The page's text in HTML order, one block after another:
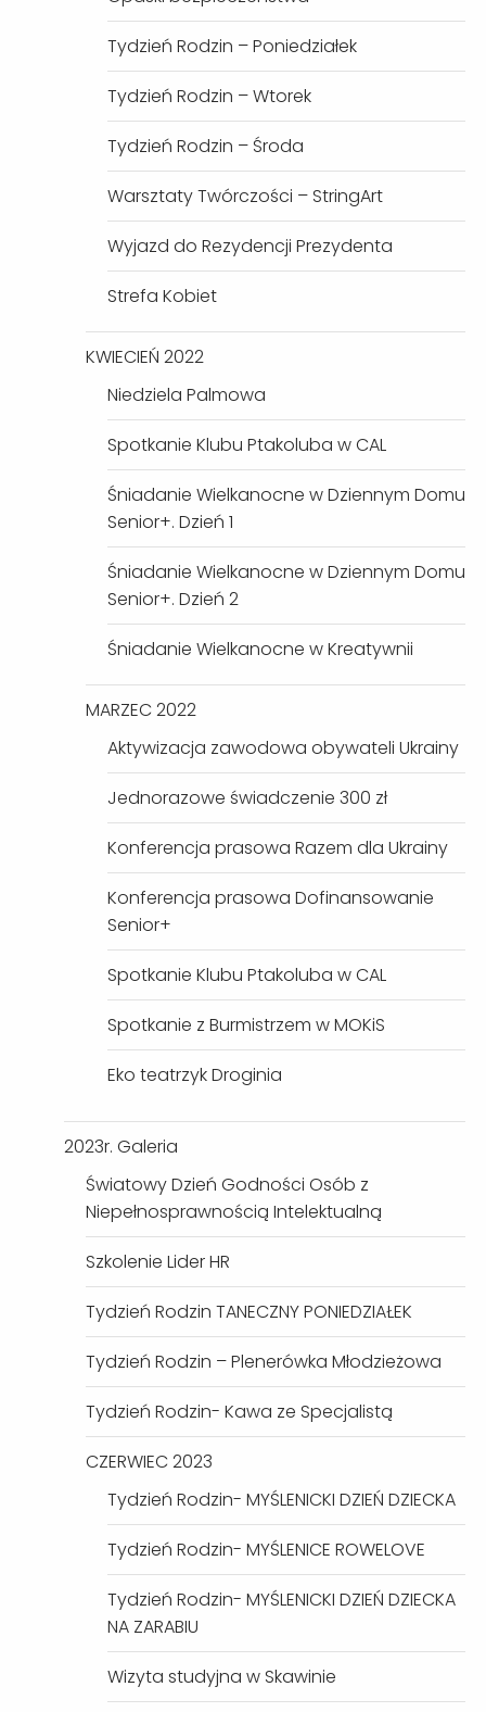
Tydzień Rodzin – Poniedziałek
Tydzień Rodzin – Wtorek
Tydzień Rodzin – Środa
Warsztaty Twórczości – StringArt
Wyjazd do Rezydencji Prezydenta
Strefa Kobiet
KWIECIEŃ 2022
Niedziela Palmowa
Spotkanie Klubu Ptakoluba w CAL
Śniadanie Wielkanocne w Dziennym Domu
Senior+. Dzień 1
Śniadanie Wielkanocne w Dziennym Domu
Senior+. Dzień 2
Śniadanie Wielkanocne w Kreatywnii
MARZEC 2022
Aktywizacja zawodowa obywateli Ukrainy
Jednorazowe świadczenie 300 zł
Konferencja prasowa Razem dla Ukrainy
Konferencja prasowa Dofinansowanie
Senior+
Spotkanie Klubu Ptakoluba w CAL
Spotkanie z Burmistrzem w MOKiS
Eko teatrzyk Droginia
2023r. Galeria
Światowy Dzień Godności Osób z
Niepełnosprawnością Intelektualną
Szkolenie Lider HR
Tydzień Rodzin TANECZNY PONIEDZIAŁEK
Tydzień Rodzin – Plenerówka Młodzieżowa
Tydzień Rodzin- Kawa ze Specjalistą
CZERWIEC 2023
Tydzień Rodzin- MYŚLENICKI DZIEŃ DZIECKA
Tydzień Rodzin- MYŚLENICE ROWELOVE
Tydzień Rodzin- MYŚLENICKI DZIEŃ DZIECKA
NA ZARABIU
Wizyta studyjna w Skawinie